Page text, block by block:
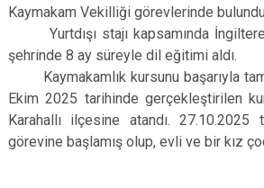
Kaymakam Vekilliği görevlerinde
Yurtdışı stajı kapsamında
şehrinde 8 ay süreyle dil eğitimi aldı.
Kaymakamlık kursunu başarıyla
Ekim 2025 tarihinde gerçekleştirilen
Karahallı ilçesine atandı. 27.10.2025
görevine başlamış olup, evli ve bir kız